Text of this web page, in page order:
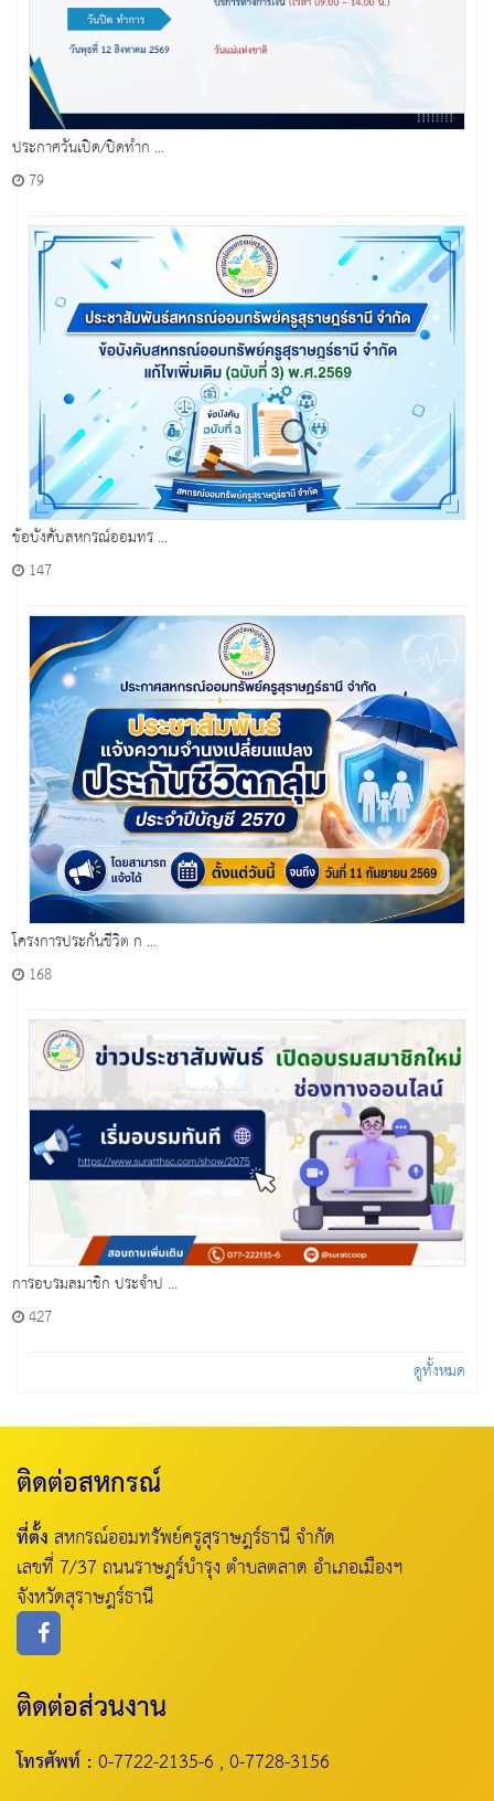
ประกาศวันเปิด/ปิดทำก ...
79
ข้อบังคับสหกรณ์ออมทร ...
147
โครงการประกันชีวิต ก ...
168
การอบรมสมาชิก ประจำป ...
427
ดูทั้งหมด
ติดต่อสหกรณ์
ที่ตั้งสหกรณ์ออมทรัพย์ครูสุราษฎร์ธานี จำกัด
เลขที่ 7/37 ถนนราษฎร์บำรุง ตำบลตลาด อำเภอเมืองฯ
จังหวัดสุราษฎร์ธานี
ติดต่อส่วนงาน
โทรศัพท์ :0-7722-2135-6 , 0-7728-3156